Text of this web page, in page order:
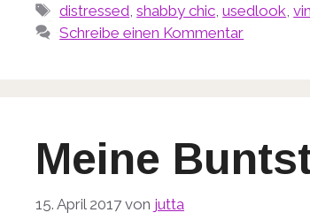
Schlagwörter
distressed,shabby chic,usedlook,
Schreibe einen Kommentar
Meine
15. April 2017 von jutta